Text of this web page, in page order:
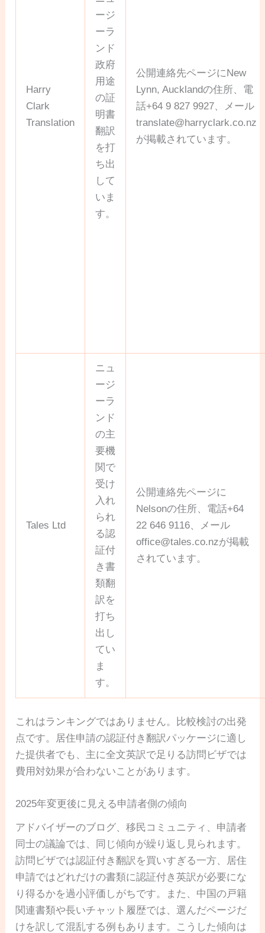
Harry
Clark
Translation
ージ
ーラ
ンド
政府
用途
の証
明書
翻訳
を打
ち出
して
いま
す。
公開連絡先ページにNew
Lynn, Aucklandの住所、電
話+64 9 827 9927、メール
translate@harryclark.co.nz
が掲載されています。
Tales Ltd
ニュ
ージ
ーラ
ンド
の主
要機
関で
受け
入れ
られ
る認
証付
き書
類翻
訳を
打ち
出し
てい
ま
す。
公開連絡先ページに
Nelsonの住所、電話+64
22 646 9116、メール
office@tales.co.nzが掲載
されています。
これはランキングではありません。比較検討の出発
点です。居住申請の認証付き翻訳パッケージに適し
た提供者でも、主に全文英訳で足りる訪問ビザでは
費用対効果が合わないことがあります。
2025年変更後に見える申請者側の傾向
アドバイザーのブログ、移民コミュニティ、申請者
同士の議論では、同じ傾向が繰り返し見られます。
訪問ビザでは認証付き翻訳を買いすぎる一方、居住
申請ではどれだけの書類に認証付き英訳が必要にな
り得るかを過小評価しがちです。また、中国の戸籍
関連書類や長いチャット履歴では、選んだページだ
けを訳して混乱する例もあります。こうした傾向は